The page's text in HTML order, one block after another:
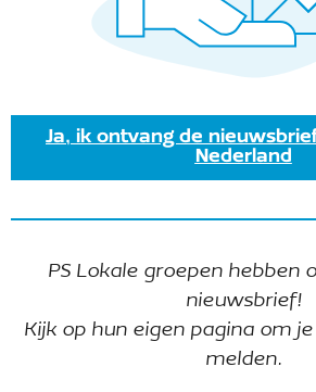
Ontvang onze
© 2025 A Rocha
cookies
Ja, ik ontvang de
Nederland
PS Lokale groepen hebben
nieuwsbrief!
Kijk op hun eigen pagina om
melden.